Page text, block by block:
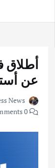
أطلاق
عن
News